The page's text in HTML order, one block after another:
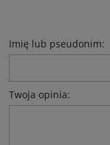
Imię lub pseudonim:
Twoja opinia: